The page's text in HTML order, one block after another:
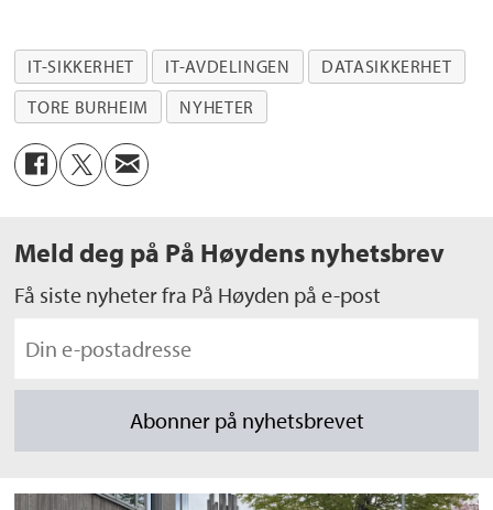
IT-SIKKERHET IT-AVDELINGEN
DATASIKKERHET
TORE BURHEIM
NYHETER
Meld deg på På Høydens nyhetsbrev
Få siste nyheter fra På Høyden på e-post